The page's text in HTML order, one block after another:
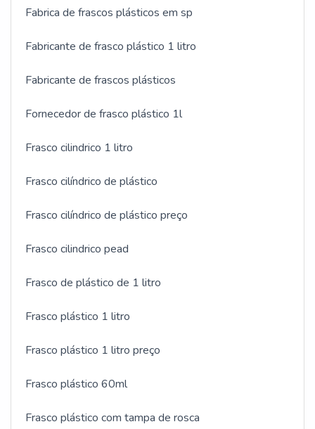
Fabrica de frascos plásticos em sp
Fabricante de frasco plástico 1 litro
Fabricante de frascos plásticos
Fornecedor de frasco plástico 1l
Frasco cilindrico 1 litro
Frasco cilíndrico de plástico
Frasco cilíndrico de plástico preço
Frasco cilindrico pead
Frasco de plástico de 1 litro
Frasco plástico 1 litro
Frasco plástico 1 litro preço
Frasco plástico 60ml
Frasco plástico com tampa de rosca